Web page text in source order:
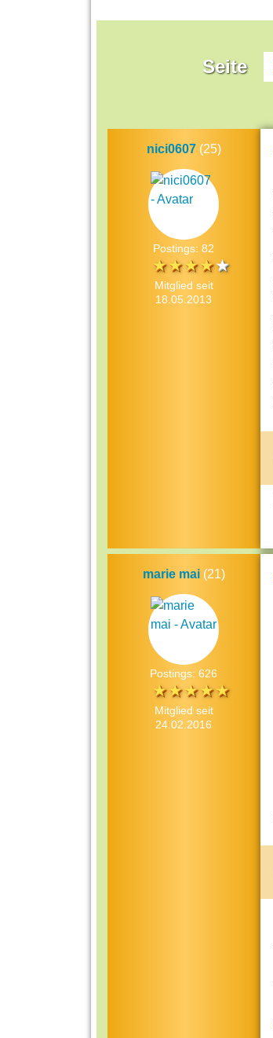
Seite
nici0607(25)
Postings: 82
Mitglied seit
18.05.2013
marie mai(21)
Postings: 626
Mitglied seit
24.02.2016